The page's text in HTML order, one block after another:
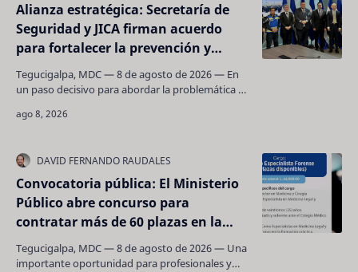
Alianza estratégica: Secretaría de
Seguridad y JICA firman acuerdo
para fortalecer la prevención y
reducir accidentes de tránsito
Tegucigalpa, MDC — 8 de agosto de 2026 — En
un paso decisivo para abordar la problemática de
…
Convocatoria pública: El Ministerio
Público abre concurso para
contratar más de 60 plazas en la
Dirección de Medicina Forense
Tegucigalpa, MDC — 8 de agosto de 2026 — Una
importante oportunidad para profesionales y